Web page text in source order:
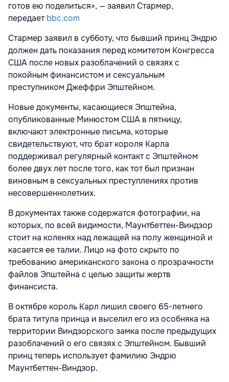
готов ею поделиться», — заявил Стармер,
передаетbbc.com
Стармер заявил в субботу, что бывший принц Эндрю
должен дать показания перед комитетом Конгресса
США после новых разоблачений о связях с
покойным финансистом и сексуальным
преступником Джеффри Эпштейном.
Новые документы, касающиеся Эпштейна,
опубликованные Минюстом США в пятницу,
включают электронные письма, которые
свидетельствуют, что брат короля Карла
поддерживал регулярный контакт с Эпштейном
более двух лет после того, как тот был признан
виновным в сексуальных преступлениях против
несовершеннолетних.
В документах также содержатся фотографии, на
которых, по всей видимости, Маунтбеттен-Виндзор
стоит на коленях над лежащей на полу женщиной и
касается ее талии. Лицо на фото скрыто по
требованию американского закона о прозрачности
файлов Эпштейна с целью защиты жертв
финансиста.
В октябре король Карл лишил своего 65-летнего
брата титула принца и выселил его из особняка на
территории Виндзорского замка после предыдущих
разоблачений о его связях с Эпштейном. Бывший
принц теперь использует фамилию Эндрю
Маунтбеттен-Виндзор.